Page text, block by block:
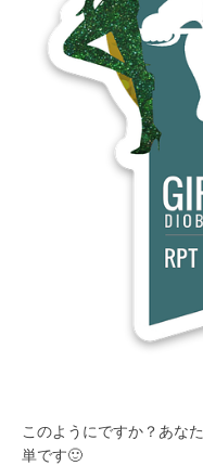
このようにですか？あな
単です🙂